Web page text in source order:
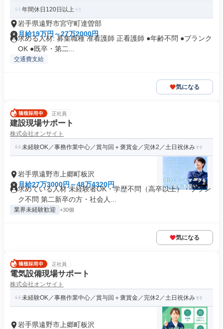
年間休日120日以上
岩手県遠野市宮守町達曽部
月給19万円～27万2000円
求める人材: 募集職種 准看護師 正看護師 ●年齢不問 ●ブランク
OK ●既卒・第二...
交通費支給
気になる
正社員
建設現場サポート
株式会社オンサイト
未経験OK／事務作業中心／賞与回＋褒賞金／完休2／土日祝休み
岩手県遠野市上郷町板沢
月給27万3000円～48万4320円
求めている人材 未経験者OK・学歴不問（高卒以上）・ブラン
ク不問 第二新卒の方・社会人...
業界未経験歓迎 +30個
気になる
正社員
電気設備現場サポート
株式会社オンサイト
未経験OK／事務作業中心／賞与回＋褒賞金／完休2／土日祝休み
岩手県遠野市上郷町板沢